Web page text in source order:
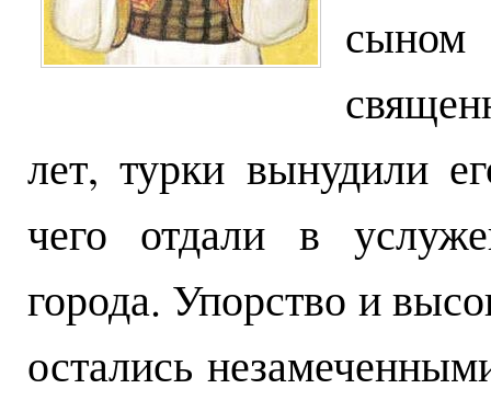
лет, турки вынудили
чего отдали в
города. Упорство и
остались